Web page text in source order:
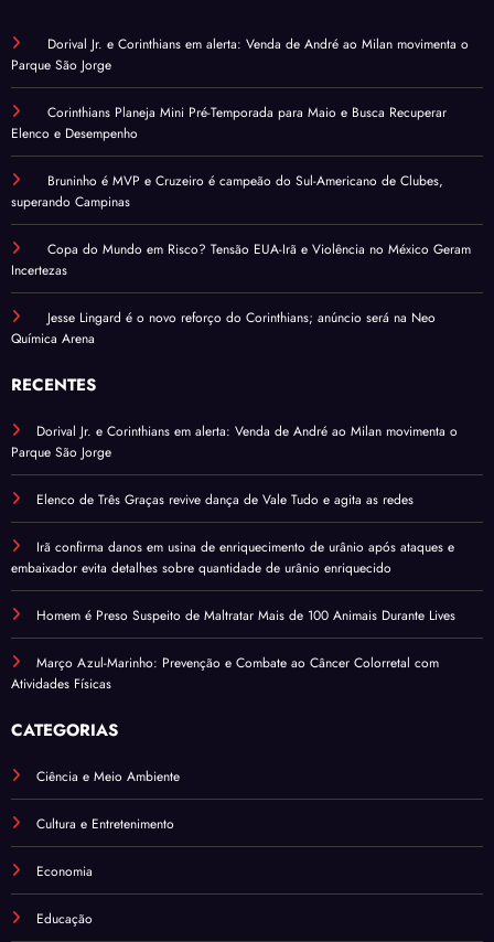
Dorival Jr. e Corinthians em alerta: Venda de André ao Milan movimenta o
Parque São Jorge
Corinthians Planeja Mini Pré-Temporada para Maio e Busca Recuperar
Elenco e Desempenho
Bruninho é MVP e Cruzeiro é campeão do Sul-Americano de Clubes,
superando Campinas
Copa do Mundo em Risco? Tensão EUA-Irã e Violência no México Geram
Incertezas
Jesse Lingard é o novo reforço do Corinthians; anúncio será na Neo
Química Arena
RECENTES
Dorival Jr. e Corinthians em alerta: Venda de André ao Milan movimenta o
Parque São Jorge
Elenco de Três Graças revive dança de Vale Tudo e agita as redes
Irã confirma danos em usina de enriquecimento de urânio após ataques e
embaixador evita detalhes sobre quantidade de urânio enriquecido
Homem é Preso Suspeito de Maltratar Mais de 100 Animais Durante Lives
Março Azul-Marinho: Prevenção e Combate ao Câncer Colorretal com
Atividades Físicas
CATEGORIAS
Ciência e Meio Ambiente
Cultura e Entretenimento
Economia
Educação